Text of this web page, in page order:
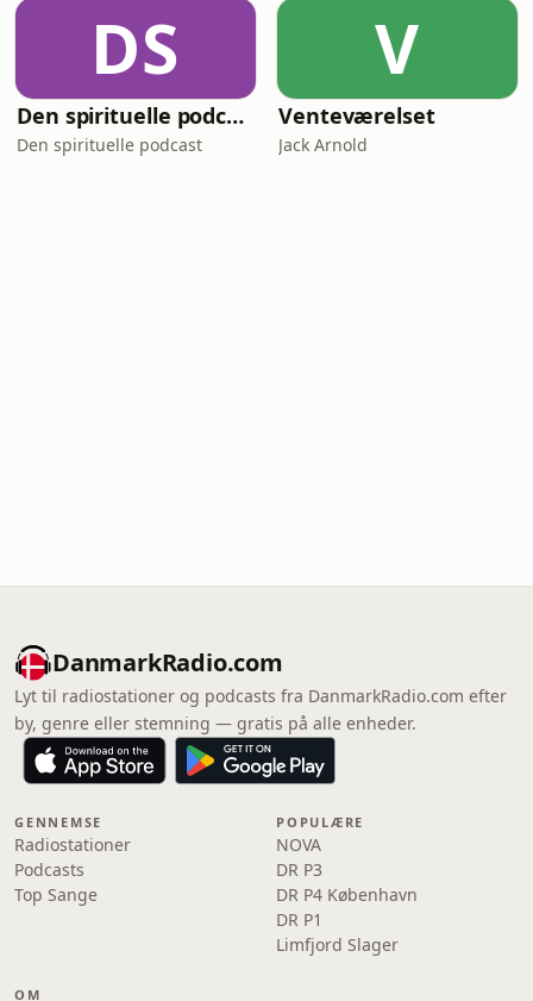
DS
Den spirituelle podcast
Den spirituelle podcast
V
Venteværelset
Jack Arnold
DanmarkRadio.com
Lyt til radiostationer og podcasts fra DanmarkRadio.com efter
by, genre eller stemning — gratis på alle enheder.
GENNEMSE
Radiostationer
Podcasts
Top Sange
POPULÆRE
NOVA
DR P3
DR P4 København
DR P1
Limfjord Slager
OM